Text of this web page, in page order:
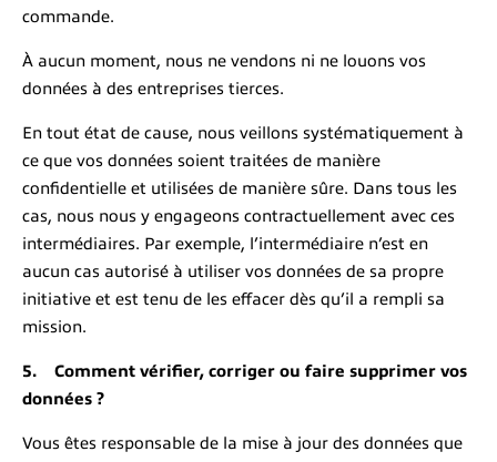
commande.
À aucun moment, nous ne vendons ni ne louons vos
données à des entreprises tierces.
En tout état de cause, nous veillons systématiquement à
ce que vos données soient traitées de manière
confidentielle et utilisées de manière sûre. Dans tous les
cas, nous nous y engageons contractuellement avec ces
intermédiaires. Par exemple, l’intermédiaire n’est en
aucun cas autorisé à utiliser vos données de sa propre
initiative et est tenu de les effacer dès qu’il a rempli sa
mission.
5. Comment vérifier, corriger ou faire supprimer vos
données ?
Vous êtes responsable de la mise à jour des données que